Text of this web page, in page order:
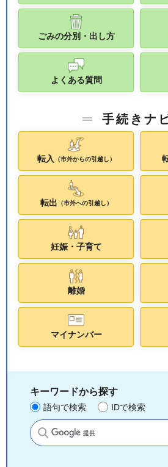
ごみの分別・出し方
よくある質問
手続きナ
転入 （市外からの引越し）
転出 （市外への引越し）
妊娠・子育て
離婚
マイナンバー
キーワードから探す
語句で検索 IDで検索
サイト内検索